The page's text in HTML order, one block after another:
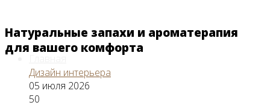
Натуральные запахи и ароматерапия
для вашего комфорта
Дизайн интерьера
05 июля 2026
50